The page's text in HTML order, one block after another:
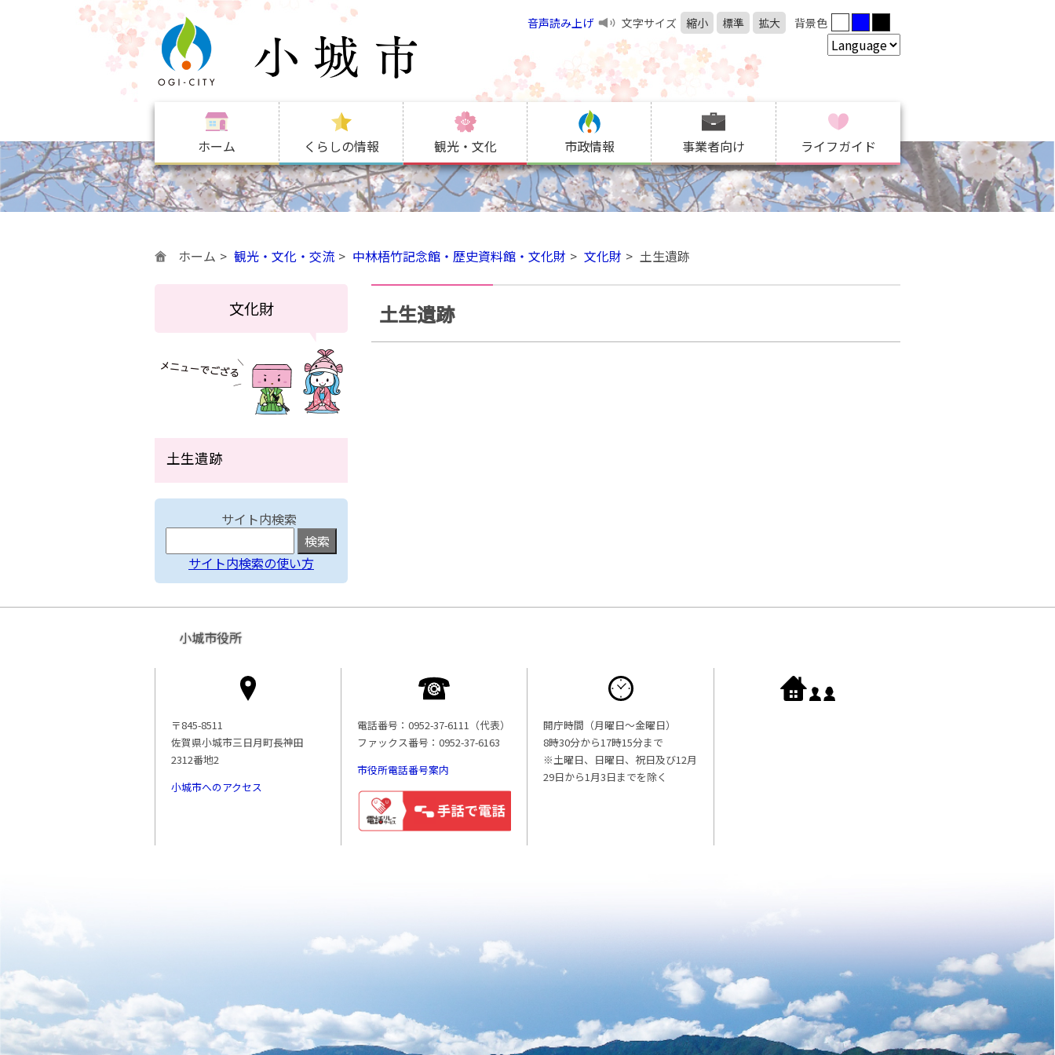
音声読み上げ 文字サイズ 縮小 標準 拡大 背景色
ホーム くらしの情報 観光・文化 市政情報 事業者向け ライフガイド
ホーム 観光・文化・交流 中林梧竹記念館・歴史資料館・文化財 文化財 土生遺跡
土生遺跡
文化財
土生遺跡
サイト内検索
サイト内検索の使い方
小城市役所
〒845-8511
佐賀県小城市三日月町長神田
2312番地2
小城市へのアクセス
電話番号：0952-37-6111（代表）
ファックス番号：0952-37-6163
市役所電話番号案内
開庁時間（月曜日〜金曜日）
8時30分から17時15分まで
※土曜日、日曜日、祝日及び12月
29日から1月3日までを除く